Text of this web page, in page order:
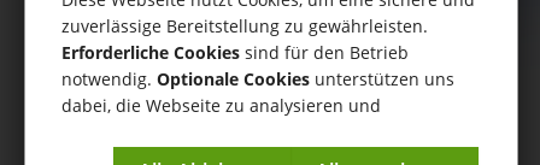
zuverlässige Bereitstellung zu gewährleisten.
Erforderliche Cookies sind für den Betrieb
notwendig. Optionale Cookies unterstützen uns
dabei, die Webseite zu analysieren und